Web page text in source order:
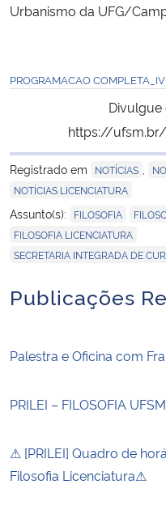
Urbanismo da UFG/
PROGRAMACAO
Divulgue
https://
Registrado em
NOTÍCIAS
NOTÍCIAS LICENCIATURA
Assunto(s): FILOSOFIA
FILOSOFIA LICENCIATURA
SECRETARIA INTEGRADA DE
Publicações
Palestra e Oficina com
PRILEI – FILOSOFIA UFSM
⚠ [PRILEI] Quadro de
Filosofia Licenciatura⚠